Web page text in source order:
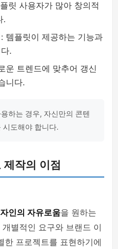
릿 사용자가 많아 창의적
.
템플릿이 제공하는 기능과
.
운 트렌드에 맞추어 갱신
니다.
하는 경우, 자신만의 콘텐
시도해야 합니다.
제작의 이점
인의 자유로움을 원하는
별적인 요구와 브랜드 이
한 프로젝트를 표현하기에